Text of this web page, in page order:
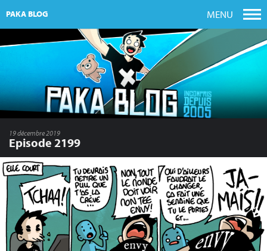
PAKA BLOG MENU
19 décembre 2019
Episode 2199